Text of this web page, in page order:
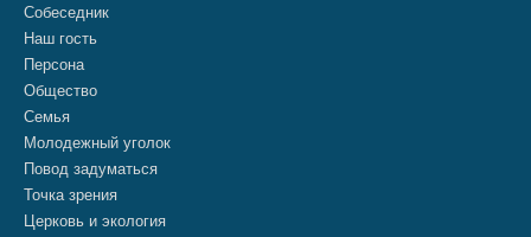
Собеседник
Наш гость
Персона
Общество
Семья
Молодежный уголок
Повод задуматься
Точка зрения
Церковь и экология